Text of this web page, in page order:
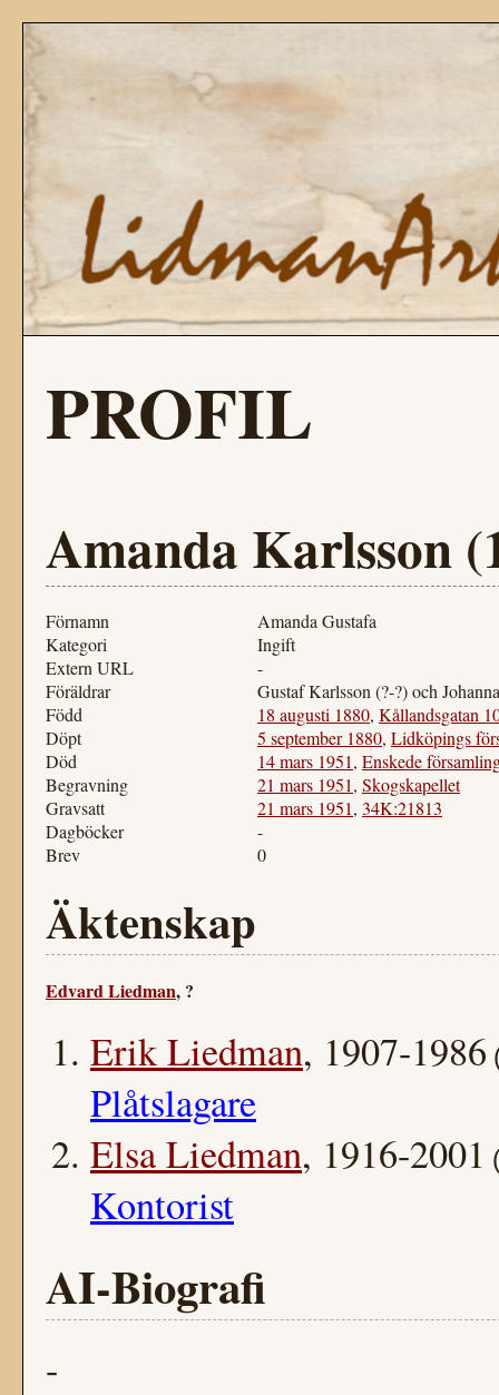
PROFIL
Amanda Karlsson
Förnamn
Amanda Gustafa
Kategori
Ingift
Extern URL
-
Föräldrar
Gustaf Karlsson (?-?) och
Född
18 augusti 1880, Kållandsgatan
Döpt
5 september 1880, Lidköpings
Död
14 mars 1951, Enskede
Begravning
21 mars 1951, Skogskapellet
Gravsatt
21 mars 1951, 34K:21813
Dagböcker
-
Brev
0
Äktenskap
Edvard Liedman, ?
Erik Liedman, 1907-1986
Plåtslagare
Elsa Liedman, 1916-2001
Kontorist
AI-Biografi
-